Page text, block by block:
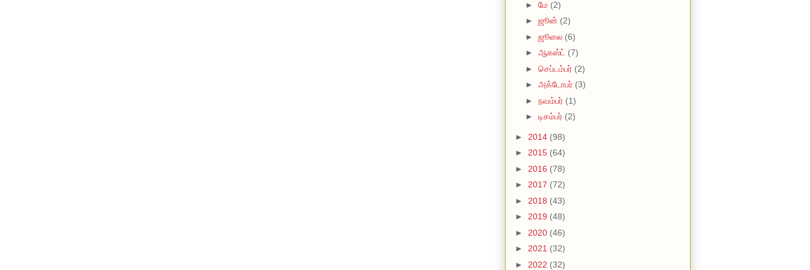
► மே (2)
► ஜூன் (2)
► ஜூலை (6)
► ஆகஸ்ட் (7)
► செப்டம்பர் (2)
► அக்டோபர் (3)
► நவம்பர் (1)
► டிசம்பர் (2)
► 2014 (98)
► 2015 (64)
► 2016 (78)
► 2017 (72)
► 2018 (43)
► 2019 (48)
► 2020 (46)
► 2021 (32)
► 2022 (32)